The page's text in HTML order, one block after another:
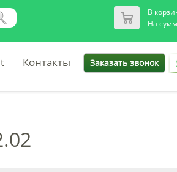
В
На
Контакты Заказать звонок